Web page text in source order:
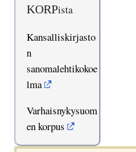
KORPista
Kansalliskirjasto
n
sanomalehtikokoe
lma
Varhaisnykysuom
en korpus